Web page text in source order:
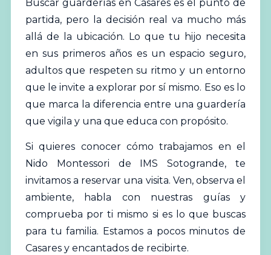
Buscar guarderías en Casares es el punto de
partida, pero la decisión real va mucho más
allá de la ubicación. Lo que tu hijo necesita
en sus primeros años es un espacio seguro,
adultos que respeten su ritmo y un entorno
que le invite a explorar por sí mismo. Eso es lo
que marca la diferencia entre una guardería
que vigila y una que educa con propósito.
Si quieres conocer cómo trabajamos en el
Nido Montessori de IMS Sotogrande, te
invitamos a reservar una visita. Ven, observa el
ambiente, habla con nuestras guías y
comprueba por ti mismo si es lo que buscas
para tu familia. Estamos a pocos minutos de
Casares y encantados de recibirte.